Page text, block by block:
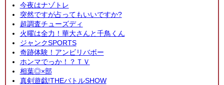
今夜はナゾトレ
突然ですが占ってもいいですか?
超調査チューズディ
火曜は全力！華大さんと千鳥くん
ジャンクSPORTS
奇跡体験！アンビリバボー
ホンマでっか！？ＴＶ
相葉◎×部
真剣遊戯!THEバトルSHOW